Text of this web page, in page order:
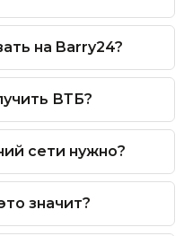
на Barry24?
ВТБ?
сети нужно?
значит?